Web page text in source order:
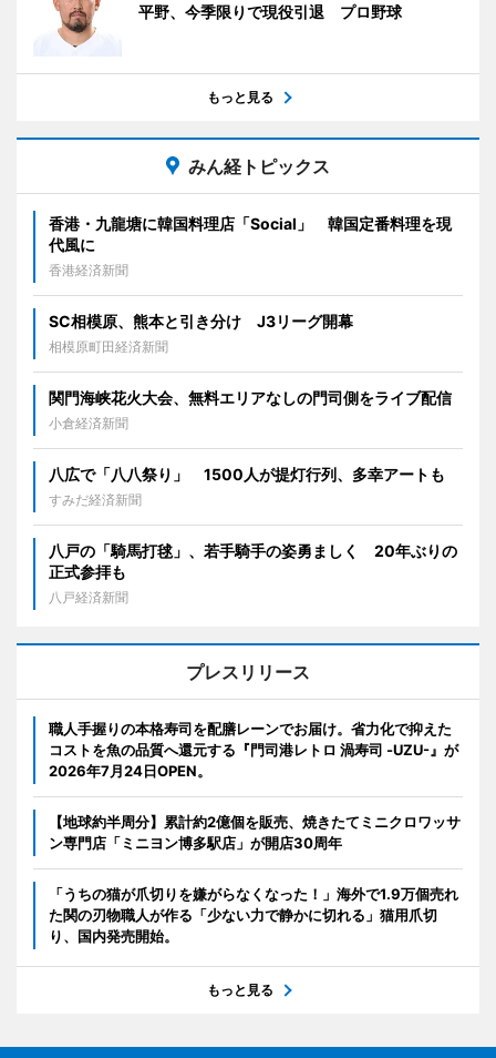
平野、今季限りで現役引退 プロ野球
もっと見る
みん経トピックス
香港・九龍塘に韓国料理店「Social」 韓国定番料理を現
代風に
香港経済新聞
SC相模原、熊本と引き分け J3リーグ開幕
相模原町田経済新聞
関門海峡花火大会、無料エリアなしの門司側をライブ配信
小倉経済新聞
八広で「八八祭り」 1500人が提灯行列、多幸アートも
すみだ経済新聞
八戸の「騎馬打毬」、若手騎手の姿勇ましく 20年ぶりの
正式参拝も
八戸経済新聞
プレスリリース
職人手握りの本格寿司を配膳レーンでお届け。省力化で抑えた
コストを魚の品質へ還元する『門司港レトロ 渦寿司 -UZU-』が
2026年7月24日OPEN。
【地球約半周分】累計約2億個を販売、焼きたてミニクロワッサ
ン専門店「ミニヨン博多駅店」が開店30周年
「うちの猫が爪切りを嫌がらなくなった！」海外で1.9万個売れ
た関の刃物職人が作る「少ない力で静かに切れる」猫用爪切
り、国内発売開始。
もっと見る